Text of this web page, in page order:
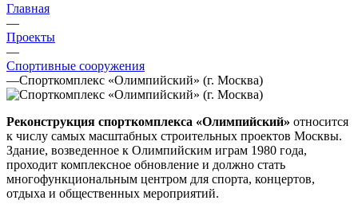
Главная
—
Проекты
—
Спортивные сооружения
—Спорткомплекс «Олимпийский» (г. Москва)
Реконструкция спорткомплекса «Олимпийский» относится
к числу самых масштабных строительных проектов Москвы.
Здание, возведенное к Олимпийским играм 1980 года,
проходит комплексное обновление и должно стать
многофункциональным центром для спорта, концертов,
отдыха и общественных мероприятий.